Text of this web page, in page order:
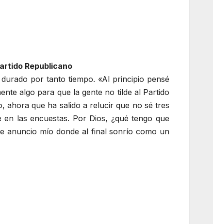
Republicano
por tanto tiempo. «Al principio pensé
algo para que la gente no tilde al Partido
ahora que ha salido a relucir que no sé tres
las encuestas. Por Dios, ¿qué tengo que
anuncio mío donde al final sonrío como un